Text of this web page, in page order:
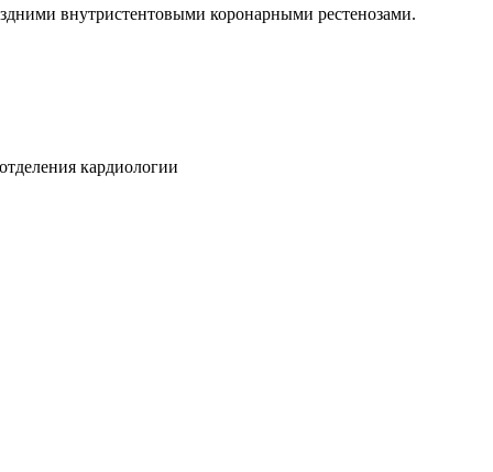
внутристентовыми коронарными рестенозами.
кардиологии